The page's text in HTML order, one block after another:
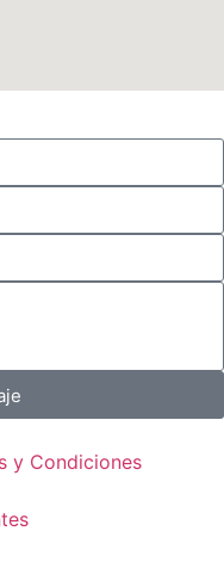
y Condiciones